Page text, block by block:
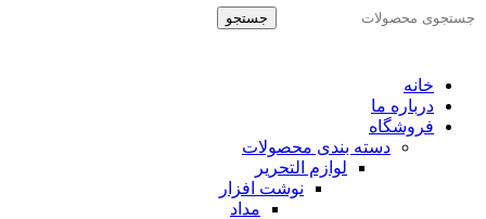
جستجو
خانه
درباره ما
فروشگاه
دسته بندی محصولات
لوازم التحریر
نوشت افزار
مداد